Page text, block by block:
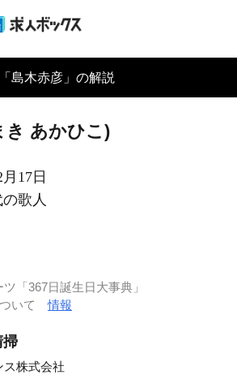
「島木赤彦」の解説
き あかひこ)
17日
歌人
「367日誕生日大事典」
ついて情報
掃
ス株式会社